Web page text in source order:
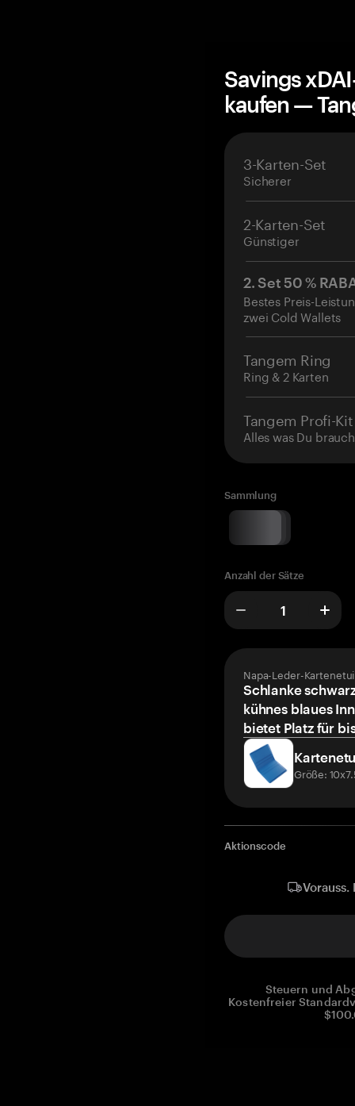
Savings
kaufen —
3-Karten-Set
Sicherer
2-Karten-Set
Günstiger
2. Set 50 %
Bestes Preis-
zwei Cold Wallets
Tangem Ring
Ring & 2 Karten
Tangem Profi-Kit
Alles was Du
Sammlung
Anzahl der Sätze
Napa-Leder-
Schlanke
kühnes blaues
bietet Platz für
Größe:
Aktionscode
Steuern und
Kostenfreier